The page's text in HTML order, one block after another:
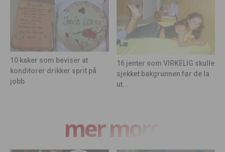
10 kaker som beviser at
konditorer drikker sprit på
jobb
16 jenter som VIRKELIG skulle
sjekket bakgrunnen før de la
ut...
mer moro